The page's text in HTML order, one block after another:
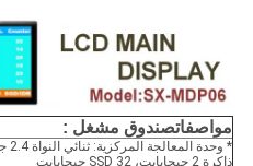
مواصفاتصندوق مشغل :
* وحدة المعالجة المركزية: ثنائي النواة 2.4 جيجاهرتز
ذاكرة 2 جيجابايت، SSD 32 جيجابايت